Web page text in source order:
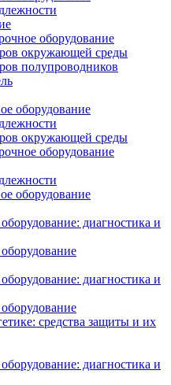
оборудование
окружающей среды
полупроводников
оборудование
окружающей среды
оборудование
оборудование
диагностика и
диагностика и
средства защиты и их
диагностика и